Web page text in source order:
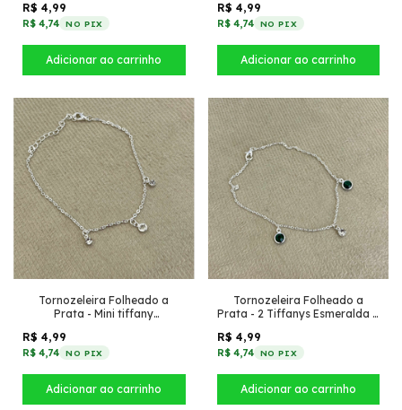
R$ 4,99
R$ 4,74 NO PIX
R$ 4,99
R$ 4,74 NO PIX
Tornozeleira Folheado a
Prata - Mini tiffany
R$ 4,99
R$ 4,74 NO PIX
Tornozeleira Folheado a
Prata - 2 Tiffanys Esmeralda +
R$ 4,99
R$ 4,74 NO PIX